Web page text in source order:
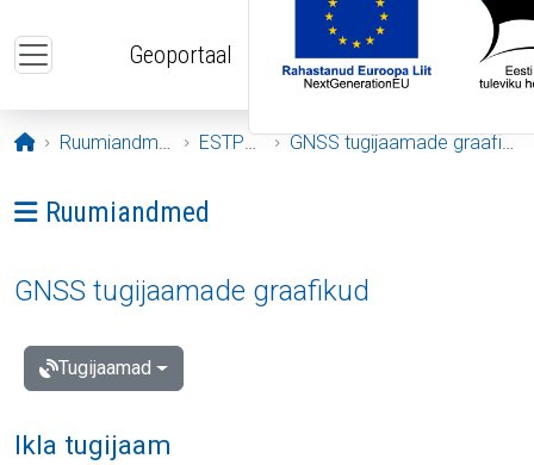
Geoportaal
Avaleht
Ruumiandmed ESTPOS GNSS tugijaamade graafikud
Ava menüü: Ruumiandmed
Ruumiandmed
GNSS tugijaamade graafikud
Tugijaamad
Ikla tugijaam